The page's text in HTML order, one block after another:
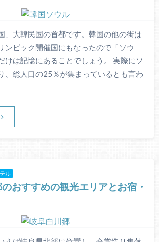
、大韓民国の首都です。韓国の他の街は
ンピック開催国にもなったので「ソウ
けは記憶にあることでしょう。 実際にソ
、総人口の25％が集まっているとも言わ
ル
おすすめの観光エリアとお宿・